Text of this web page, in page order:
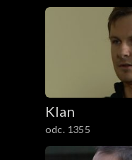
Klan
odc. 1355